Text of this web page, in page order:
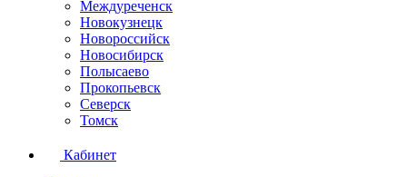
Междуреченск
Новокузнецк
Новороссийск
Новосибирск
Полысаево
Прокопьевск
Северск
Томск
Кабинет